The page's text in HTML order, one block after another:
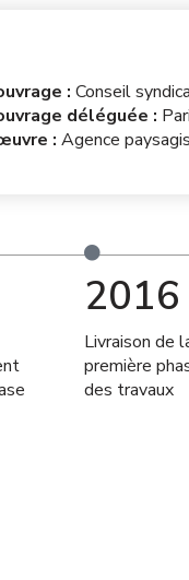
:Conseil
déléguée :
: Agence
2016
Livraison de
première
des travaux